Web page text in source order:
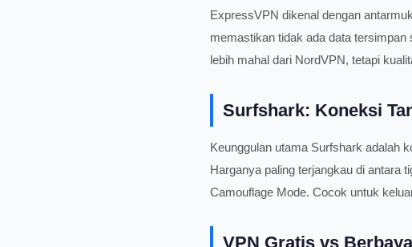
ExpressVPN dikenal dengan
memastikan tidak ada data
lebih mahal dari NordVPN, tetapi
Surfshark: Koneksi
Keunggulan utama Surfshark adalah
Harganya paling terjangkau di antara
Camouflage Mode. Cocok untuk
VPN Gratis vs